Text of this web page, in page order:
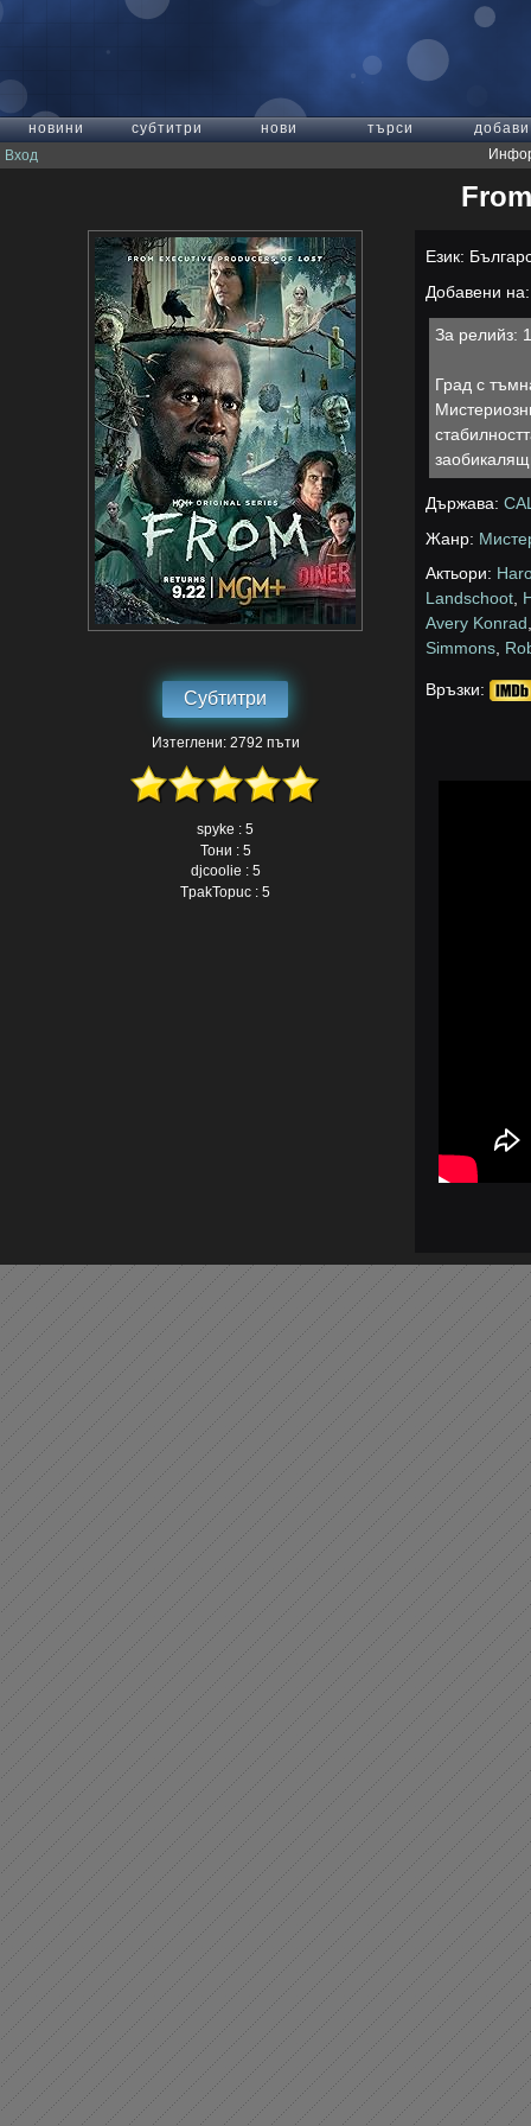
новини субтитри нови търси
добави
Вход
Субтитри
Изтеглени: 2792 пъти
spyke : 5
Тони : 5
djcoolie : 5
TpakTopuc : 5
Език:
Добавени
За релийз:
Град с
Държава:
Жанр:
Актьори:
Landschoot,
Avery Konrad
Simmons,
Връзки: